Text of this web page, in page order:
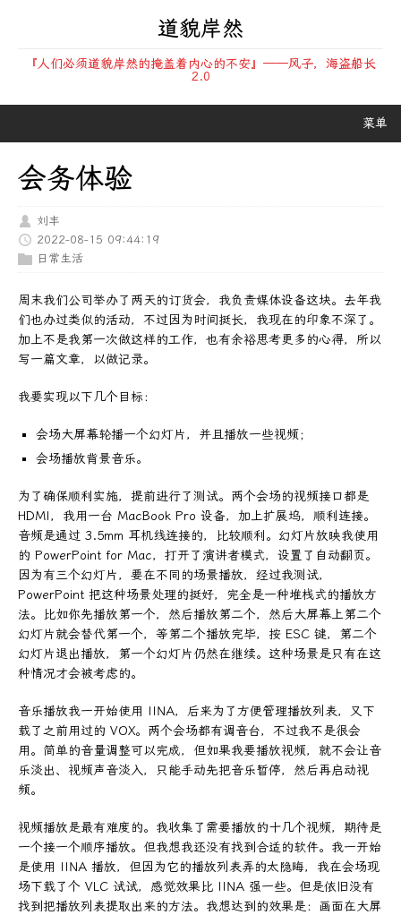
道貌岸然
『人们必须道貌岸然的掩盖着内心的不安』——风子，海盗船长
2.0
菜单
会务体验
刘丰
2022-08-15 09:44:19
日常生活
周末我们公司举办了两天的订货会，我负责媒体设备这块。去年我
们也办过类似的活动，不过因为时间挺长，我现在的印象不深了。
加上不是我第一次做这样的工作，也有余裕思考更多的心得，所以
写一篇文章，以做记录。
我要实现以下几个目标：
会场大屏幕轮播一个幻灯片，并且播放一些视频；
会场播放背景音乐。
为了确保顺利实施，提前进行了测试。两个会场的视频接口都是
HDMI，我用一台 MacBook Pro 设备，加上扩展坞，顺利连接。
音频是通过 3.5mm 耳机线连接的，比较顺利。幻灯片放映我使用
的 PowerPoint for Mac，打开了演讲者模式，设置了自动翻页。
因为有三个幻灯片，要在不同的场景播放，经过我测试，
PowerPoint 把这种场景处理的挺好，完全是一种堆栈式的播放方
法。比如你先播放第一个，然后播放第二个，然后大屏幕上第二个
幻灯片就会替代第一个，等第二个播放完毕，按 ESC 键，第二个
幻灯片退出播放，第一个幻灯片仍然在继续。这种场景是只有在这
种情况才会被考虑的。
音乐播放我一开始使用 IINA，后来为了方便管理播放列表，又下
载了之前用过的 VOX。两个会场都有调音台，不过我不是很会
用。简单的音量调整可以完成，但如果我要播放视频，就不会让音
乐淡出、视频声音淡入，只能手动先把音乐暂停，然后再启动视
频。
视频播放是最有难度的。我收集了需要播放的十几个视频，期待是
一个接一个顺序播放。但我想我还没有找到合适的软件。我一开始
是使用 IINA 播放，但因为它的播放列表弄的太隐晦，我在会场现
场下载了个 VLC 试试，感觉效果比 IINA 强一些。但是依旧没有
找到把播放列表提取出来的方法。我想达到的效果是：画面在大屏